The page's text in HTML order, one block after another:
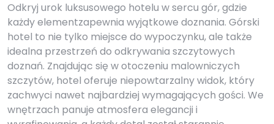
Odkryj urok luksusowego hotelu w sercu gór, gdzie
każdy elementzapewnia wyjątkowe doznania. Górski
hotel to nie tylko miejsce do wypoczynku, ale także
idealna przestrzeń do odkrywania szczytowych
doznań. Znajdując się w otoczeniu malowniczych
szczytów, hotel oferuje niepowtarzalny widok, który
zachwyci nawet najbardziej wymagających gości. We
wnętrzach panuje atmosfera elegancji i